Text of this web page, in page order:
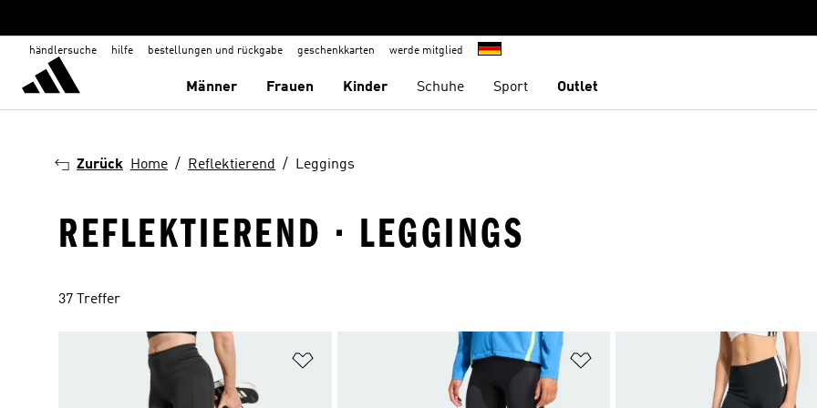
händlersuche hilfe bestellungen und rückgabe geschenkkarten werde mitglied
Männer Frauen Kinder Schuhe Sport Outlet
Zurück Home Reflektierend Leggings
REFLEKTIEREND · LEGGINGS
37 Treffer
Zur Wunschliste hinzufügen Zur Wunschliste hinzufügen